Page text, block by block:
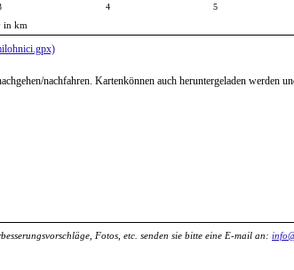
in km
4 5
nachfahren. Kartenkönnen auch heruntergeladen werden
Fotos, etc. senden sie bitte eine E-mail an: